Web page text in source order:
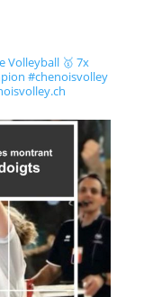
Volleyball 🥇 7x
#chenoisvolley